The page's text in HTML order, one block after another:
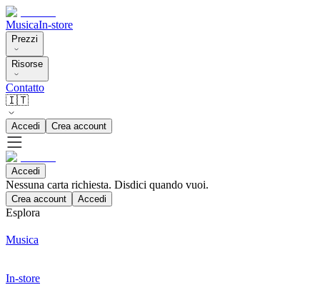
MusicaIn-store
Prezzi
Risorse
Contatto
🇮🇹
Accedi Crea account
Accedi
Nessuna carta richiesta. Disdici quando vuoi.
Crea account Accedi
Esplora
Musica
In-store